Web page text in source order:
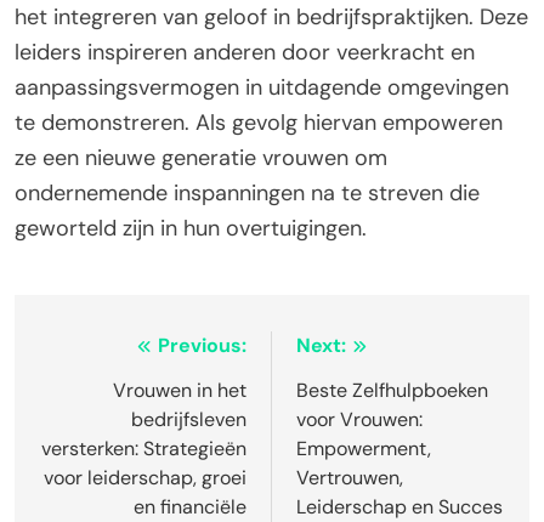
het integreren van geloof in bedrijfspraktijken. Deze
leiders inspireren anderen door veerkracht en
aanpassingsvermogen in uitdagende omgevingen
te demonstreren. Als gevolg hiervan empoweren
ze een nieuwe generatie vrouwen om
ondernemende inspanningen na te streven die
geworteld zijn in hun overtuigingen.
navigation
Previous:
Vrouwen in het
bedrijfsleven
versterken: Strategieën
voor leiderschap, groei
en financiële
Next:
Beste Zelfhulpboeken
voor Vrouwen:
Empowerment,
Vertrouwen,
Leiderschap en Succes